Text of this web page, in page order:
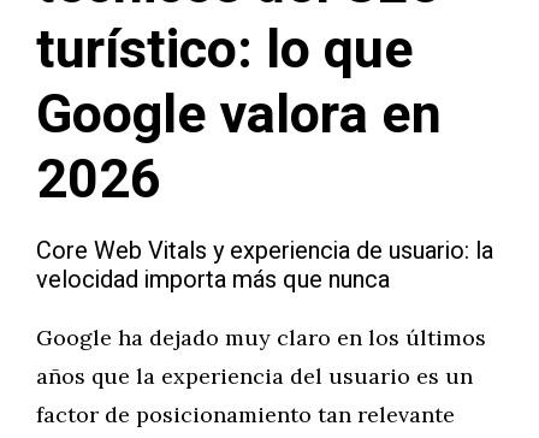
turístico: lo que
Google valora en
2026
Core Web Vitals y experiencia de usuario: la
velocidad importa más que nunca
Google ha dejado muy claro en los últimos
años que la experiencia del usuario es un
factor de posicionamiento tan relevante